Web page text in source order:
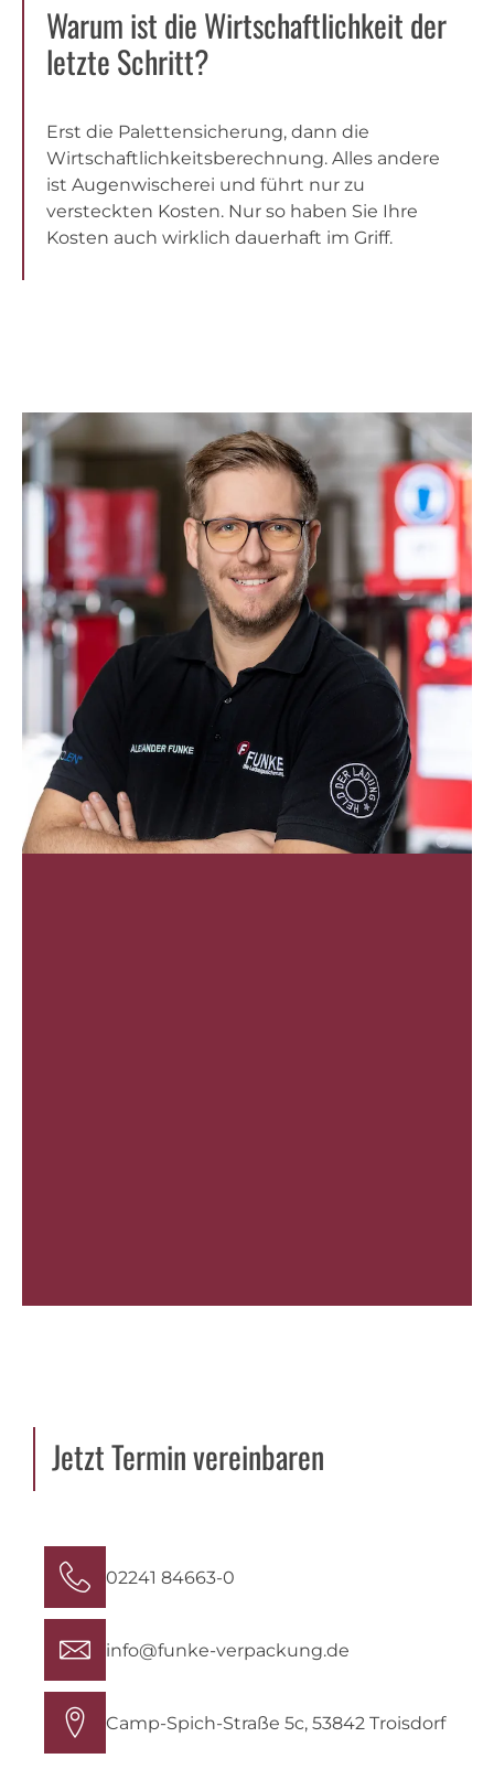
Warum ist die Wirtschaftlichkeit der
letzte Schritt?
Erst die Palettensicherung, dann die
Wirtschaftlichkeitsberechnung. Alles andere
ist Augenwischerei und führt nur zu
versteckten Kosten. Nur so haben Sie Ihre
Kosten auch wirklich dauerhaft im Griff.
Jetzt Termin vereinbaren
02241 84663-0
info@funke-verpackung.de
Camp-Spich-Straße 5c, 53842 Troisdorf